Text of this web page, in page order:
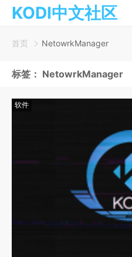
KODI中文社区
首页 NetowrkManager
标签： NetowrkManager
软件